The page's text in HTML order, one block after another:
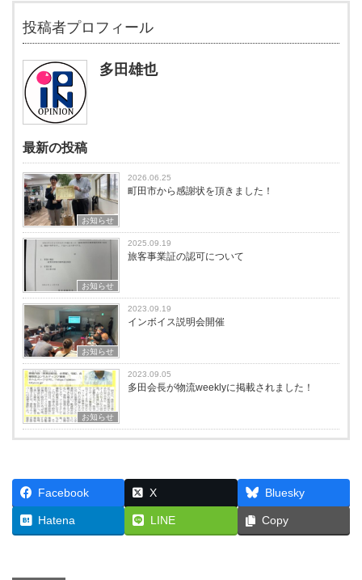
投稿者プロフィール
多田雄也
最新の投稿
お知らせ
2026.06.25
町田市から感謝状を頂きました！
お知らせ
2025.09.19
旅客事業証の認可について
お知らせ
2023.09.19
インボイス説明会開催
お知らせ
2023.09.05
多田会長が物流weeklyに掲載されました！
Facebook X Bluesky
Hatena LINE Copy